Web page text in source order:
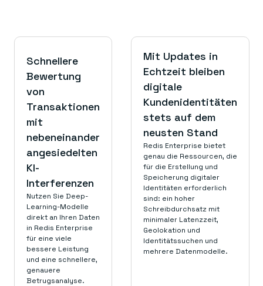
Schnellere
Bewertung
von
Transaktionen
mit
nebeneinander
angesiedelten
KI-
Interferenzen
Nutzen Sie Deep-
Learning-Modelle
direkt an Ihren Daten
in Redis Enterprise
für eine viele
bessere Leistung
und eine schnellere,
genauere
Betrugsanalyse.
Mit Updates in
Echtzeit bleiben
digitale
Kundenidentitäten
stets auf dem
neusten Stand
Redis Enterprise bietet
genau die Ressourcen, die
für die Erstellung und
Speicherung digitaler
Identitäten erforderlich
sind: ein hoher
Schreibdurchsatz mit
minimaler Latenzzeit,
Geolokation und
Identitätssuchen und
mehrere Datenmodelle.